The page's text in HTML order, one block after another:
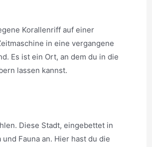
Korallenriff auf einer
in eine vergangene
Es ist ein Ort, an dem du in die
lassen kannst.
Diese Stadt, eingebettet in
Fauna an. Hier hast du die